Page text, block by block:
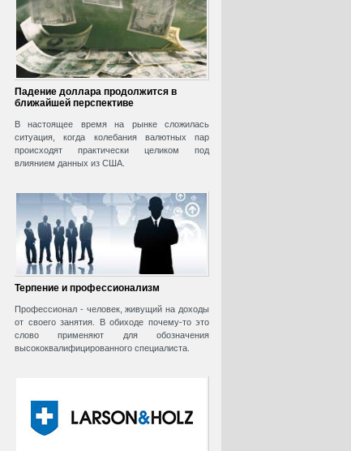
Падение доллара продолжится в
ближайшей перспективе
В настоящее время на рынке сложилась
ситуация, когда колебания валютных пар
происходят практически целиком под
влиянием данных из США.
Терпение и профессионализм
Профессионал - человек, живущий на доходы
от своего занятия. В обиходе почему-то это
слово применяют для обозначения
высококвалифицированного специалиста.